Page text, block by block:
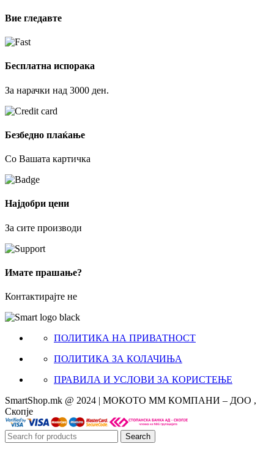
Вие гледавте
Бесплатна испорака
За нарачки над 3000 ден.
Безбедно плаќање
Со Вашата картичка
Најдобри цени
За сите производи
Имате прашање?
Контактирајте не
ПОЛИТИКА НА ПРИВАТНОСТ
ПОЛИТИКА ЗА КОЛАЧИЊА
ПРАВИЛА И УСЛОВИ ЗА КОРИСТЕЊЕ
SmartShop.mk @ 2024 | МОКОТО ММ КОМПАНИ – ДОО ,
Скопје
Search